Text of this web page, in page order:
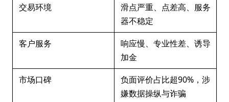
交易环境
滑点严重、点差高、服务
器不稳定
客户服务
响应慢、专业性差、诱导
加金
市场口碑
负面评价占比超90%，涉
嫌数据操纵与诈骗